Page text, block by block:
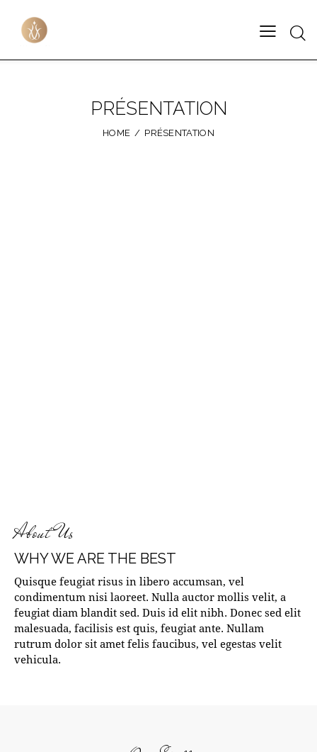
PRÉSENTATION
HOME PRÉSENTATION
About Us
WHY WE ARE THE BEST
Quisque feugiat risus in libero accumsan, vel
condimentum nisi laoreet. Nulla auctor mollis velit, a
feugiat diam blandit sed. Duis id elit nibh. Donec sed elit
malesuada, facilisis est quis, feugiat ante. Nullam
rutrum dolor sit amet felis faucibus, vel egestas velit
vehicula.